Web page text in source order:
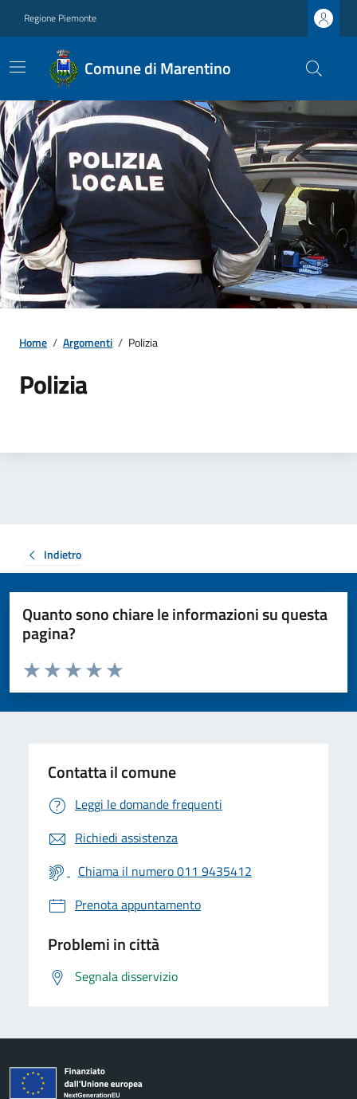
Regione Piemonte
Comune di Marentino
Home / Argomenti / Polizia
Polizia
Indietro
Quanto sono chiare le informazioni su questa
pagina?
Valuta da 1 a 5 stelle la pagina
Valuta 5 stelle su 5
Valuta 4 stelle su 5
Valuta 3 stelle su 5
Valuta 2 stelle su 5
Valuta 1 stelle su 5
Contatta il comune
Leggi le domande frequenti
Richiedi assistenza
Chiama il numero 011 9435412
Prenota appuntamento
Problemi in città
Segnala disservizio